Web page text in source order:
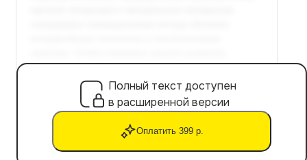
Полный текст доступен
в расширенной версии
Оплатить 399 р.